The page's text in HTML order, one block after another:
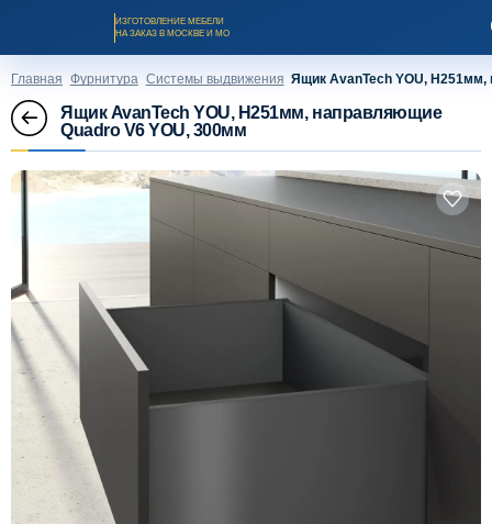
ИЗГОТОВЛЕНИЕ МЕБЕЛИ
НА ЗАКАЗ В МОСКВЕ И МО
Каталог мебели на заказ
О компании
Оплата и доставка
Рассрочка и кредит
Главная Фурнитура Системы выдвижения Ящик AvanTech YOU,
Ящик AvanTech YOU, H251мм, направляющие
Quadro V6 YOU, 300мм